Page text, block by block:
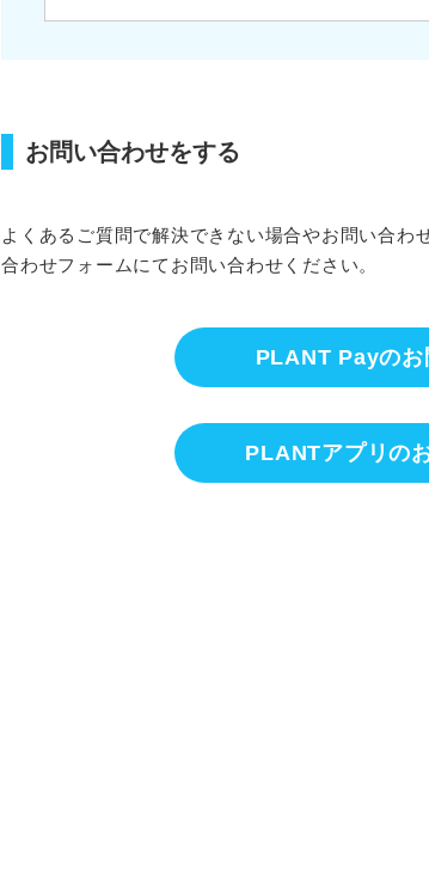
お問い合わせをする
よくあるご質問で解決できない場合やお問い合わ
合わせフォームにてお問い合わせください。
PLANT Payのお
PLANTアプリの